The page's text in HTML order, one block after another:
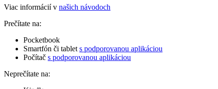
Viac informácií v našich návodoch
Prečítate na:
Pocketbook
Smartfón či tablet s podporovanou aplikáciou
Počítač s podporovanou aplikáciou
Neprečítate na: